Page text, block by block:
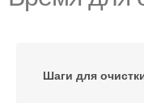
Шаги для